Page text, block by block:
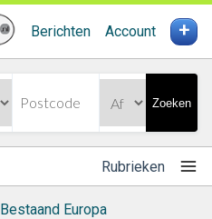
Berichten Account +
Zoeken
Rubrieken
Bestaand Europa